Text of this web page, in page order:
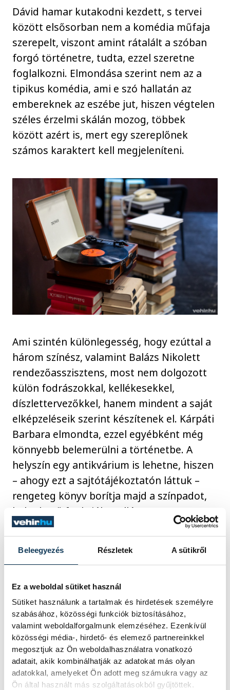
Beleegyezés Részletek A sütikről
Ez a weboldal sütiket használ
Sütiket használunk a tartalmak és hirdetések személyre
szabásához, közösségi funkciók biztosításához,
valamint weboldalforgalmunk elemzéséhez. Ezenkívül
közösségi média-, hirdető- és elemező partnereinkkel
megosztjuk az Ön weboldalhasználatra vonatkozó
adatait, akik kombinálhatják az adatokat más olyan
adatokkal, amelyeket Ön adott meg számukra vagy az
Ön által használt más szolgáltatásokból gyűjtöttek.
Dávid hamar kutakodni kezdett, s tervei
között elsősorban nem a komédia műfaja
szerepelt, viszont amint rátalált a szóban
forgó történetre, tudta, ezzel szeretne
foglalkozni. Elmondása szerint nem az a
tipikus komédia, ami e szó hallatán az
embereknek az eszébe jut, hiszen végtelen
széles érzelmi skálán mozog, többek
között azért is, mert egy szereplőnek
számos karaktert kell megjeleníteni.
Ami szintén különlegesség, hogy ezúttal a
három színész, valamint Balázs Nikolett
rendezőasszisztens, most nem dolgozott
külön fodrászokkal, kellékesekkel,
díszlettervezőkkel, hanem mindent a saját
elképzeléseik szerint készítenek el. Kárpáti
Barbara elmondta, ezzel egyébként még
könnyebb belemerülni a történetbe. A
helyszín egy antikvárium is lehetne, hiszen
– ahogy ezt a sajtótájékoztatón láttuk –
rengeteg könyv borítja majd a színpadot,
különböző funkciókat ellátva.